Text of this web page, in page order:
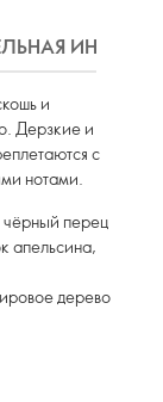
и
Дерзкие и
с
нотами.
перец
апельсина,
дерево